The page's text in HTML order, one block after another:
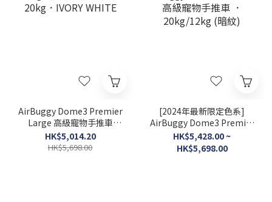
AirBuggy Dome3 Premier
Large 高級寵物手推車
20kg．IVORY WHITE
HK$5,014.20
HK$5,698.00
[2024年最新限定色系]
AirBuggy Dome3 Premier
高級寵物手推車 ．
20kg/12kg (暗紋)
HK$5,428.00 ~
HK$5,698.00